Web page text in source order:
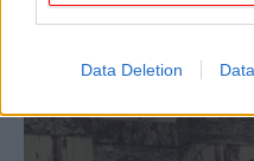
Data Deletion